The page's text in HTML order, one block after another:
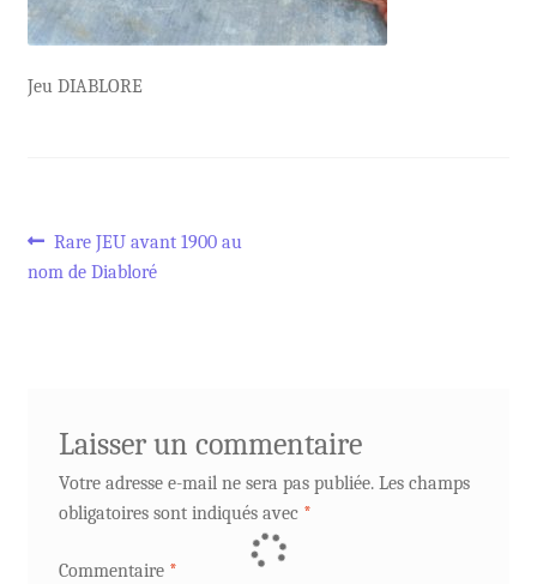
Jeu DIABLORE
Navigation
Article
précédent :
Rare JEU avant 1900 au
nom de Diabloré
Laisser un commentaire
Votre adresse e-mail ne sera pas publiée. Les champs
obligatoires sont indiqués avec *
Commentaire *